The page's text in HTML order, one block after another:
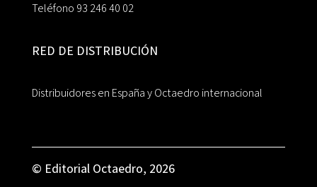
Teléfono 93 246 40 02
RED DE DISTRIBUCIÓN
Distribuidores en España y Octaedro internacional
© Editorial Octaedro, 2026